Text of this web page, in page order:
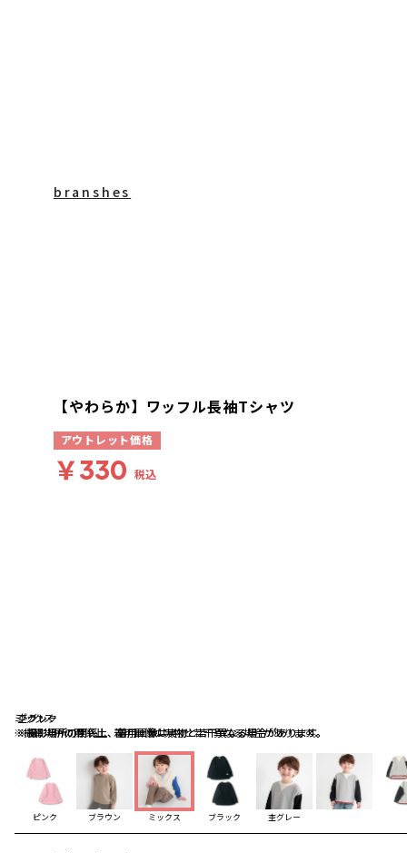
ミックス
※撮影場所の関係上、着用画像は実物と若干異なる場合があります。
ブラック
※撮影場所の関係上、着用画像は実物と若干異なる場合があります。
杢グレー
※撮影場所の関係上、着用画像は実物と若干異なる場合があります。
ピンク ブラウン ミックス ブラック 杢グレー
branshes
【やわらか】ワッフル長袖Tシャツ
アウトレット価格
￥330 税込